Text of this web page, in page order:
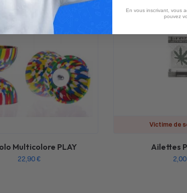
Multicolore PLAY
22,90€
Victime de
Ailettes
2,00
En vous inscrivant, vous
pouvez